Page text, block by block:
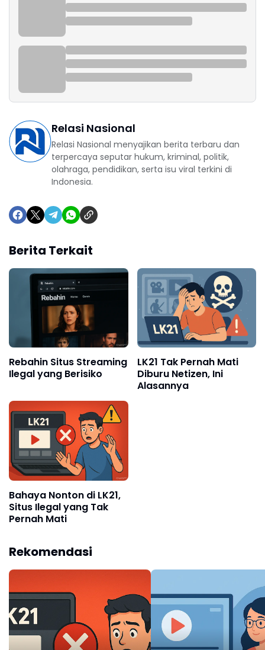
Relasi Nasional
Relasi Nasional menyajikan berita terbaru dan
terpercaya seputar hukum, kriminal, politik,
olahraga, pendidikan, serta isu viral terkini di
Indonesia.
Berita Terkait
Rebahin Situs Streaming
Ilegal yang Berisiko
LK21 Tak Pernah Mati
Diburu Netizen, Ini
Alasannya
Bahaya Nonton di LK21,
Situs Ilegal yang Tak
Pernah Mati
Rekomendasi